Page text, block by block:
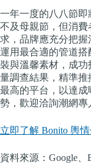
一年一度的八八節
不及母親節，但消
求，品牌應充分把握
運用最合適的管道
裝與溫馨素材，成
量調查結果，精準
最高的平台，以達
勢，歡迎洽詢潮網專
立即了解 Bonito 輿
資料來源：Google、